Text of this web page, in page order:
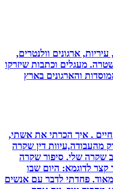
ארגונים וולנטרים,
מעגלים וכתבות שיזרקו
והארגונים בארץ
. איך הכרתי את אשתי,
דין שקרה
שלי. סיפור שקרה
היום שבו
פחדתי לדבר עם אנשים